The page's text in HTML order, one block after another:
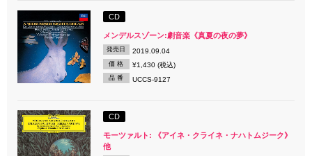
CD
メンデルスゾーン:劇音楽《真夏の夜の夢》
発売日 2019.09.04
価 格 ¥1,430 (税込)
品 番 UCCS-9127
CD
モーツァルト: 《アイネ・クライネ・ナハトムジーク》
他